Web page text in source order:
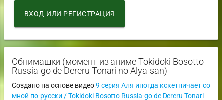
ВХОД ИЛИ РЕГИСТРАЦИЯ
Обнимашки (момент из аниме Tokidoki Bosotto
Russia-go de Dereru Tonari no Alya-san)
Создано на основе видео9 серия Аля иногда кокетничает со
мной по-русски / Tokidoki Bosotto Russia-go de Dereru Tonari